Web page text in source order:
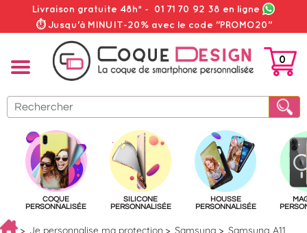
Livraison gratuite 48h* - 01 71 70 92 38 en ligne
⏱ Jusqu'à MINUIT-20% avec le code "PROMO20"
PANIER
0
COQUE
PERSONNALISÉE
SILICONE
PERSONNALISÉE
HOUSSE
PERSONNALISÉE
Je personnalise ma protection Samsung
Samsung A11